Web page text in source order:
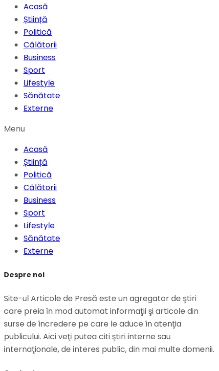
Acasă
Știință
Politică
Călătorii
Business
Sport
Lifestyle
Sănătate
Externe
Menu
Acasă
Știință
Politică
Călătorii
Business
Sport
Lifestyle
Sănătate
Externe
Despre noi
Site-ul Articole de Presă este un agregator de ştiri
care preia în mod automat informaţii şi articole din
surse de încredere pe care le aduce în atenţia
publicului. Aici veţi putea citi ştiri interne sau
internaţionale, de interes public, din mai multe domenii.